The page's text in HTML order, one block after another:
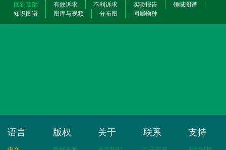
回到顶部 有效诉求 不利诉求 实验报告
领域图谱
知识图谱
图库与视频 分布图 同属物种
语言 版权 关于 联系 支持